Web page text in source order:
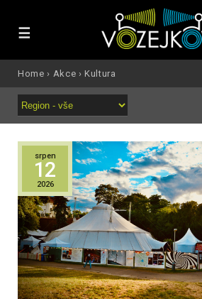
☰
Home › Akce ›Kultura
srpen
12
2026